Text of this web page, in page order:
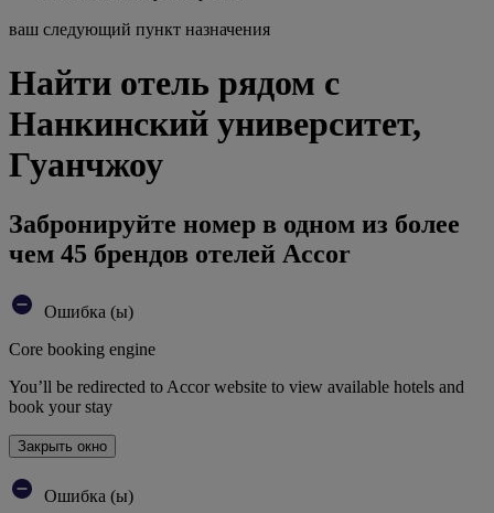
ваш следующий пункт назначения
Найти отель рядом с
Нанкинский университет,
Гуанчжоу
Забронируйте номер в одном из более
чем 45 брендов отелей Accor
Ошибка (ы)
Core booking engine
You’ll be redirected to Accor website to view available hotels and
book your stay
Закрыть окно
Ошибка (ы)